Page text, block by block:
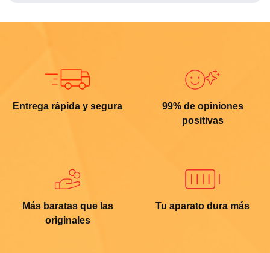
Entrega rápida y segura
99% de opiniones
positivas
Más baratas que las
originales
Tu aparato dura más